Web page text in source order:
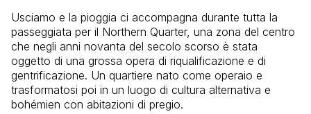
Usciamo e la pioggia ci accompagna durante tutta la
passeggiata per il Northern Quarter, una zona del centro
che negli anni novanta del secolo scorso è stata
oggetto di una grossa opera di riqualificazione e di
gentrificazione. Un quartiere nato come operaio e
trasformatosi poi in un luogo di cultura alternativa e
bohémien con abitazioni di pregio.